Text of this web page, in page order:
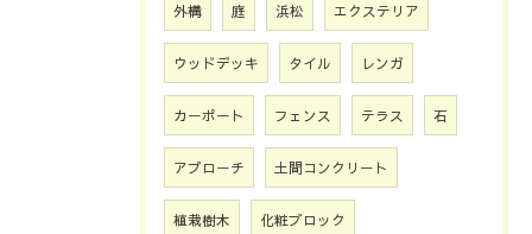
外構 庭 浜松 エクステリア
ウッドデッキ タイル レンガ
カーポート フェンス テラス 石
アプローチ 土間コンクリート
植栽樹木 化粧ブロック